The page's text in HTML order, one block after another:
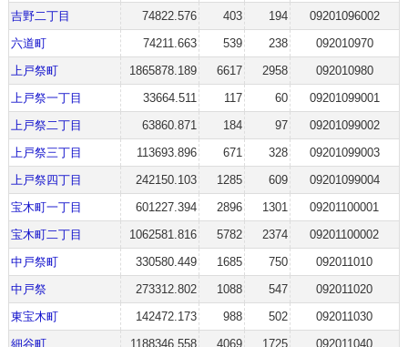
吉野二丁目 74822.576 403 194
09201096002
六道町
74211.663 539 238
092010970
上戸祭町
1865878.189 6617 2958
092010980
上戸祭一丁目
33664.511 117 60
09201099001
上戸祭二丁目
63860.871 184 97
09201099002
上戸祭三丁目
113693.896 671 328
09201099003
上戸祭四丁目
242150.103 1285 609
09201099004
宝木町一丁目
601227.394 2896 1301
09201100001
宝木町二丁目
1062581.816 5782 2374
09201100002
中戸祭町
330580.449 1685 750
092011010
中戸祭
273312.802 1088 547
092011020
東宝木町
142472.173 988 502
092011030
細谷町
1188346.558 4069 1725
092011040